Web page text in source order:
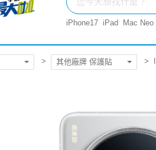
iPhone17 iPad Mac Neo
其他廠牌 保護貼